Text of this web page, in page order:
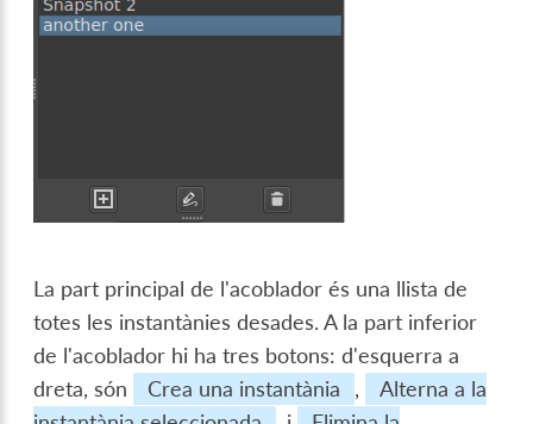
La part principal de l'acoblador és una llista de
totes les instantànies desades. A la part inferior
de l'acoblador hi ha tres botons: d'esquerra a
dreta, són
Crea una instantània ,
Alterna a la